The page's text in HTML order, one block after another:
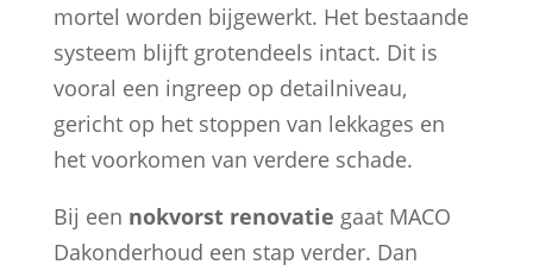
mortel worden bijgewerkt. Het bestaande
systeem blijft grotendeels intact. Dit is
vooral een ingreep op detailniveau,
gericht op het stoppen van lekkages en
het voorkomen van verdere schade.
Bij een nokvorst renovatie gaat MACO
Dakonderhoud een stap verder. Dan